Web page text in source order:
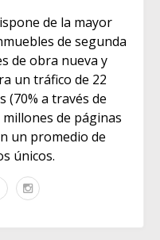
de la mayor
de segunda
de obra nueva y
un tráfico de 22
(70% a través de
de páginas
un promedio de
únicos.